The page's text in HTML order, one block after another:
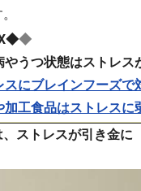
◆◆
うつ状態はストレス
スにブレインフーズで
加工食品はストレスに
ストレスが引き金に